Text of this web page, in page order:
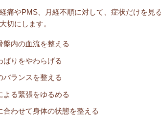
痛やPMS、月経不順に対して、症状だけを見
切にします。
盤内の血流を整える
ばりをやわらげる
バランスを整える
よる緊張をゆるめる
合わせて身体の状態を整える